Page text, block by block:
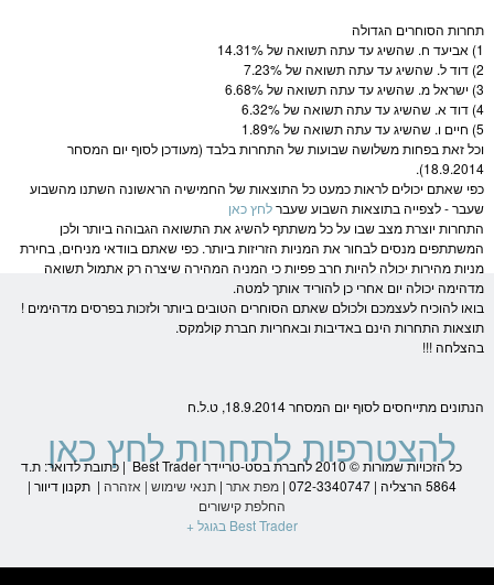
תחרות הסוחרים הגדולה
1) אביעד ח. שהשיג עד עתה תשואה של 14.31%
2) דוד ל. שהשיג עד עתה תשואה של 7.23%
3) ישראל מ. שהשיג עד עתה תשואה של 6.68%
4) דוד א. שהשיג עד עתה תשואה של 6.32%
5) חיים ו. שהשיג עד עתה תשואה של 1.89%
וכל זאת בפחות משלושה שבועות של התחרות בלבד (מעודכן לסוף יום המסחר
18.9.2014).
כפי שאתם יכולים לראות כמעט כל התוצאות של החמישיה הראשונה השתנו מהשבוע
שעבר - לצפייה בתוצאות השבוע שעברלחץ כאן
התחרות יוצרת מצב שבו על כל משתתף להשיג את התשואה הגבוהה ביותר ולכן
המשתתפים מנסים לבחור את המניותהזריזות ביותר. כפי שאתם בוודאי מניחים, בחירת
מניותמהירות יכולה להיות חרב פפיות כי המניההמהירה שיצרה רק אתמול תשואה
מדהימה יכולה יום אחרי כן להוריד אותך למטה.
בואו להוכיח לעצמכם ולכולם שאתם הסוחרים הטובים ביותר ולזכות בפרסים מדהימים !
תוצאות התחרות הינם באדיבות ובאחריות חברתקולמקס.
בהצלחה !!!
הנתונים מתייחסים לסוף יום המסחר18.9.2014, ט.ל.ח
להצטרפות לתחרות לחץ כאן
כל הזכויות שמורות © 2010 לחברת בסט-טריידר Best Trader | כתובת לדואר: ת.ד
5864 הרצליה | 072-3340747 |
מפת אתר | תנאי שימוש | אזהרה | תקנון דיוור |
החלפת קישורים
Best Trader בגוגל +